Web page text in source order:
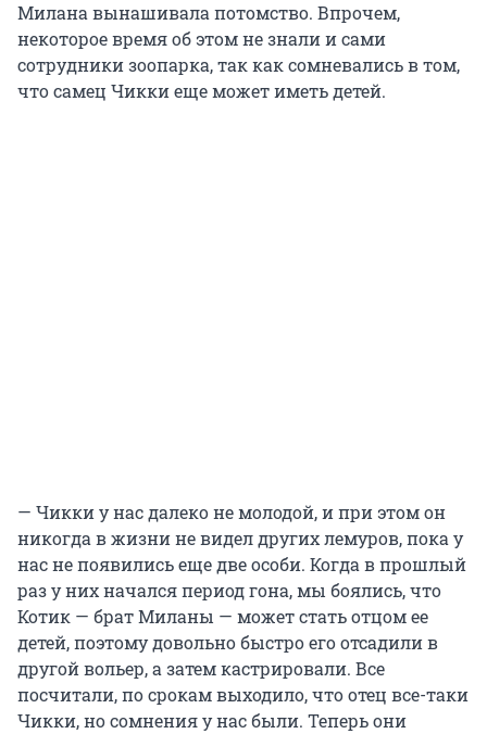
Милана вынашивала потомство. Впрочем,
некоторое время об этом не знали и сами
сотрудники зоопарка, так как сомневались в том,
что самец Чикки еще может иметь детей.
— Чикки у нас далеко не молодой, и при этом он
никогда в жизни не видел других лемуров, пока у
нас не появились еще две особи. Когда в прошлый
раз у них начался период гона, мы боялись, что
Котик — брат Миланы — может стать отцом ее
детей, поэтому довольно быстро его отсадили в
другой вольер, а затем кастрировали. Все
посчитали, по срокам выходило, что отец все-таки
Чикки, но сомнения у нас были. Теперь они